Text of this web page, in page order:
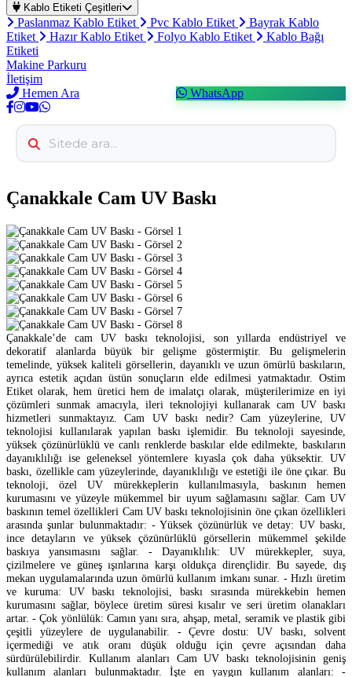
Kablo Etiketi Çeşitleri
Paslanmaz Kablo Etiket Pvc Kablo Etiket
Bayrak Kablo
Etiket
Hazır Kablo Etiket Folyo Kablo Etiket
Kablo Bağı
Etiketi
Makine Parkuru
İletişim
Hemen Ara
WhatsApp
Çanakkale Cam UV Baskı
Çanakkale’de cam UV baskı teknolojisi, son yıllarda endüstriyel ve
dekoratif alanlarda büyük bir gelişme göstermiştir. Bu gelişmelerin
temelinde, yüksek kaliteli görsellerin, dayanıklı ve uzun ömürlü baskıların,
ayrıca estetik açıdan üstün sonuçların elde edilmesi yatmaktadır. Ostim
Etiket olarak, hem üretici hem de imalatçı olarak, müşterilerimize en iyi
çözümleri sunmak amacıyla, ileri teknolojiyi kullanarak cam UV baskı
hizmetleri sunmaktayız. Cam UV baskı nedir? Cam yüzeylerine, UV
teknolojisi kullanılarak yapılan baskı işlemidir. Bu teknoloji sayesinde,
yüksek çözünürlüklü ve canlı renklerde baskılar elde edilmekte, baskıların
dayanıklılığı ise geleneksel yöntemlere kıyasla çok daha yüksektir. UV
baskı, özellikle cam yüzeylerinde, dayanıklılığı ve estetiği ile öne çıkar. Bu
teknoloji, özel UV mürekkeplerin kullanılmasıyla, baskının hemen
kurumasını ve yüzeyle mükemmel bir uyum sağlamasını sağlar. Cam UV
baskının temel özellikleri Cam UV baskı teknolojisinin öne çıkan özellikleri
arasında şunlar bulunmaktadır: - Yüksek çözünürlük ve detay: UV baskı,
ince detayların ve yüksek çözünürlüklü görsellerin mükemmel şekilde
baskıya yansımasını sağlar. - Dayanıklılık: UV mürekkepler, suya,
çizilmelere ve güneş ışınlarına karşı oldukça dirençlidir. Bu sayede, dış
mekan uygulamalarında uzun ömürlü kullanım imkanı sunar. - Hızlı üretim
ve kuruma: UV baskı teknolojisi, baskı sırasında mürekkebin hemen
kurumasını sağlar, böylece üretim süresi kısalır ve seri üretim olanakları
artar. - Çok yönlülük: Camın yanı sıra, ahşap, metal, seramik ve plastik gibi
çeşitli yüzeylere de uygulanabilir. - Çevre dostu: UV baskı, solvent
içermediği ve atık oranı düşük olduğu için çevre açısından daha
sürdürülebilirdir. Kullanım alanları Cam UV baskı teknolojisinin geniş
kullanım alanları bulunmaktadır. İşte en yaygın kullanım alanları: -